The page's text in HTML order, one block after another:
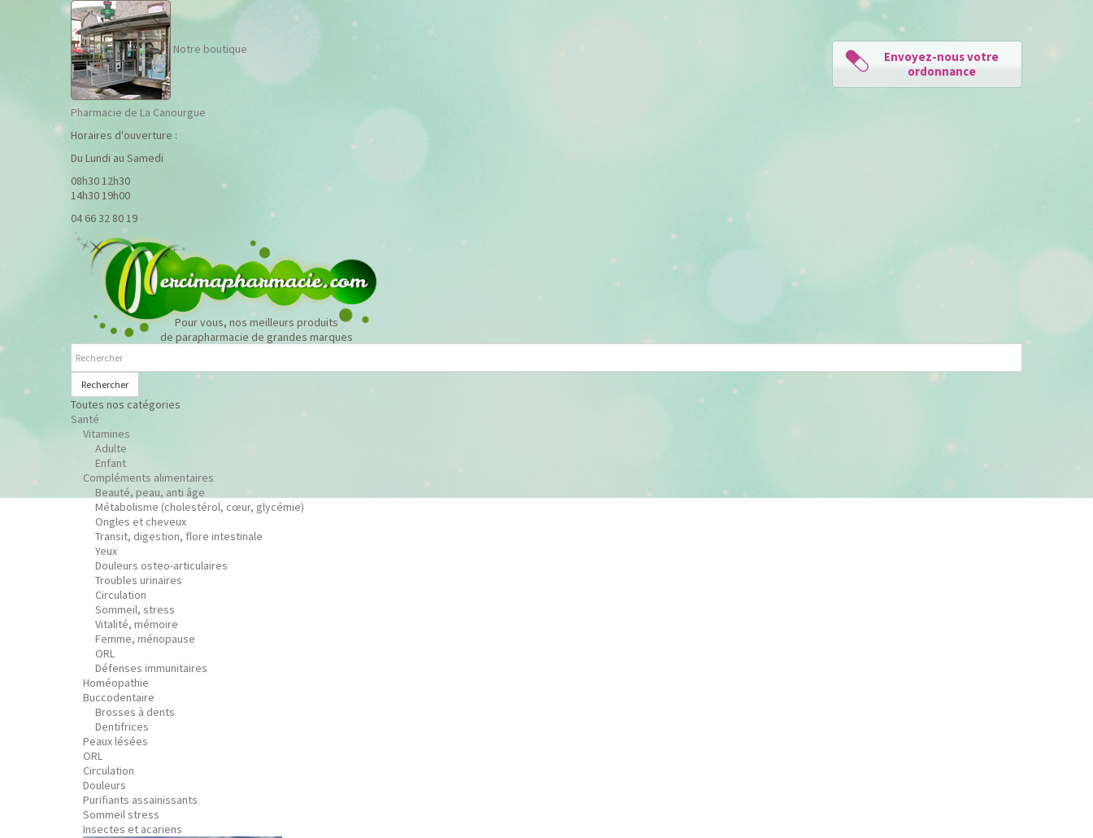
Notre boutique
Pharmacie de La Canourgue
Horaires d'ouverture :
Du Lundi au Samedi
08h30 12h30
14h30 19h00
04 66 32 80 19
Pour vous, nos meilleurs produits
de parapharmacie de grandes marques
Rechercher
Toutes nos catégories
Santé
Vitamines
Adulte
Enfant
Compléments alimentaires
Beauté, peau, anti âge
Métabolisme (cholestérol, cœur, glycémie)
Ongles et cheveux
Transit, digestion, flore intestinale
Yeux
Douleurs osteo-articulaires
Troubles urinaires
Circulation
Sommeil, stress
Vitalité, mémoire
Femme, ménopause
ORL
Défenses immunitaires
Homéopathie
Buccodentaire
Brosses à dents
Dentifrices
Peaux lésées
ORL
Circulation
Douleurs
Purifiants assainissants
Sommeil stress
Insectes et acariens
Envoyez-nous votre
ordonnance